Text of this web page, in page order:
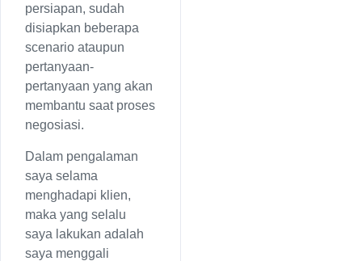
persiapan, sudah
disiapkan beberapa
scenario ataupun
pertanyaan-
pertanyaan yang akan
membantu saat proses
negosiasi.
Dalam pengalaman
saya selama
menghadapi klien,
maka yang selalu
saya lakukan adalah
saya menggali